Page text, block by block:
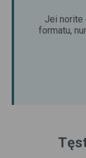
Jei norite
formatu,